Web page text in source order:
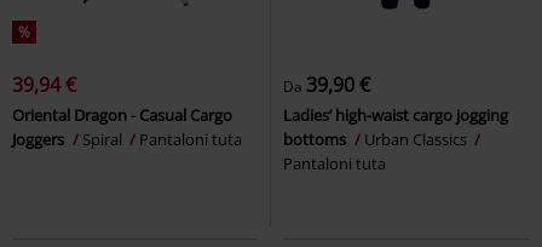
%
39,94 €
Oriental Dragon - Casual Cargo
Joggers
Spiral Pantaloni tuta
Da 39,90 €
Ladies’ high-waist cargo jogging
bottoms
Urban Classics
Pantaloni tuta